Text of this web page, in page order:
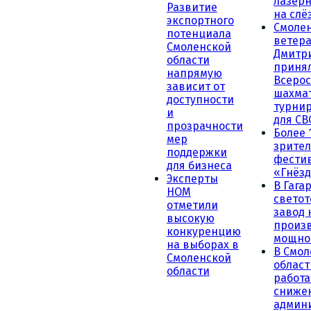
Развитие
экспортного
потенциала
Смоленской
области
напрямую
зависит от
доступности
и
прозрачности
мер
поддержки
для бизнеса
Эксперты
НОМ
отметили
высокую
конкуренцию
на выборах в
Смоленской
области
на
для
Более
В
завод
В